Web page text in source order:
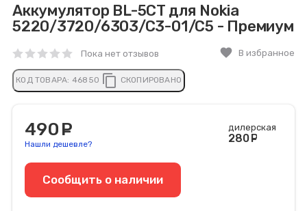
Аккумулятор BL-5CT для Nokia
5220/3720/6303/C3-01/C5 - Премиум
Пока нет отзывов favorite В избранное
КОД ТОВАРА: 46850 content_copy СКОПИРОВАНО
490
Нашли дешевле?
дилерская
280
Сообщить o наличии